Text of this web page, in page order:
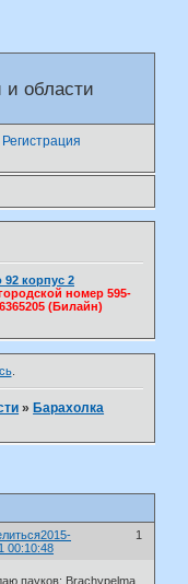
и области
Регистрация
92 корпус 2
номер 595-
(Билайн)
.
» Барахолка
1
2015-
00:10:48
пауков: Brachypelma